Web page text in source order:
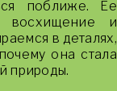
поближе. Ее
восхищение и
в деталях,
она стала
природы.